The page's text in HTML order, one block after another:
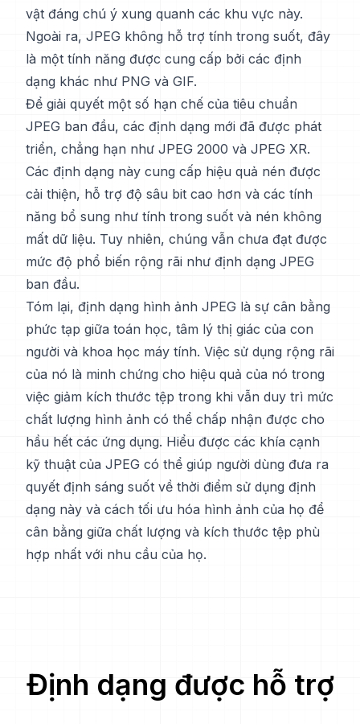
vật đáng chú ý xung quanh các khu vực này.
Ngoài ra, JPEG không hỗ trợ tính trong suốt, đây
là một tính năng được cung cấp bởi các định
dạng khác như PNG và GIF.
Để giải quyết một số hạn chế của tiêu chuẩn
JPEG ban đầu, các định dạng mới đã được phát
triển, chẳng hạn như JPEG 2000 và JPEG XR.
Các định dạng này cung cấp hiệu quả nén được
cải thiện, hỗ trợ độ sâu bit cao hơn và các tính
năng bổ sung như tính trong suốt và nén không
mất dữ liệu. Tuy nhiên, chúng vẫn chưa đạt được
mức độ phổ biến rộng rãi như định dạng JPEG
ban đầu.
Tóm lại, định dạng hình ảnh JPEG là sự cân bằng
phức tạp giữa toán học, tâm lý thị giác của con
người và khoa học máy tính. Việc sử dụng rộng rãi
của nó là minh chứng cho hiệu quả của nó trong
việc giảm kích thước tệp trong khi vẫn duy trì mức
chất lượng hình ảnh có thể chấp nhận được cho
hầu hết các ứng dụng. Hiểu được các khía cạnh
kỹ thuật của JPEG có thể giúp người dùng đưa ra
quyết định sáng suốt về thời điểm sử dụng định
dạng này và cách tối ưu hóa hình ảnh của họ để
cân bằng giữa chất lượng và kích thước tệp phù
hợp nhất với nhu cầu của họ.
Định dạng được hỗ trợ